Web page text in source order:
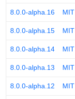
8.0.0-alpha.16 MIT
8.0.0-alpha.15 MIT
8.0.0-alpha.14 MIT
8.0.0-alpha.13 MIT
8.0.0-alpha.12 MIT